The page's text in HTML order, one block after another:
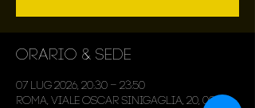
Orario & Sede
07 lug 2026, 20:30 – 23:50
Roma, Viale Oscar Sinigaglia, 20, 00143